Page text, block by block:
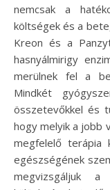
nemcsak a
költségek és a
Kreon és a
hasnyálmirigy
merülnek fel a
Mindkét
összetevőkkel és
hogy melyik a jobb
megfelelő terápia
egészségének
megvizsgáljuk